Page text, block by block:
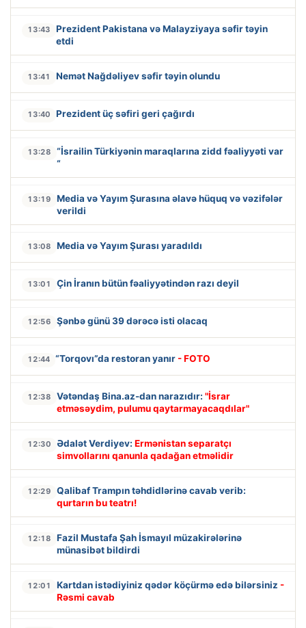
13:43
Prezident Pakistana və Malayziyaya səfir təyin
etdi
13:41 Nemət Nağdəliyev səfir təyin olundu
13:40 Prezident üç səfiri geri çağırdı
13:28
“İsrailin Türkiyənin maraqlarına zidd fəaliyyəti var
“
13:19
Media və Yayım Şurasına əlavə hüquq və vəzifələr
verildi
13:08 Media və Yayım Şurası yaradıldı
13:01 Çin İranın bütün fəaliyyətindən razı deyil
12:56 Şənbə günü 39 dərəcə isti olacaq
12:44 “Torqovı”da restoran yanır - FOTO
12:38 Vətəndaş Bina.az-dan narazıdır: "İsrar
etməsəydim, pulumu qaytarmayacaqdılar"
12:30 Ədalət Verdiyev: Ermənistan separatçı
simvollarını qanunla qadağan etməlidir
12:29
Qalibaf Trampın təhdidlərinə cavab verib:
qurtarın bu teatrı!
12:18
Fazil Mustafa Şah İsmayıl müzakirələrinə
münasibət bildirdi
12:01 Kartdan istədiyiniz qədər köçürmə edə bilərsiniz -
Rəsmi cavab